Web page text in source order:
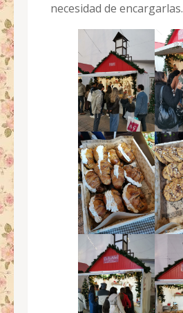
necesidad de encargarlas.